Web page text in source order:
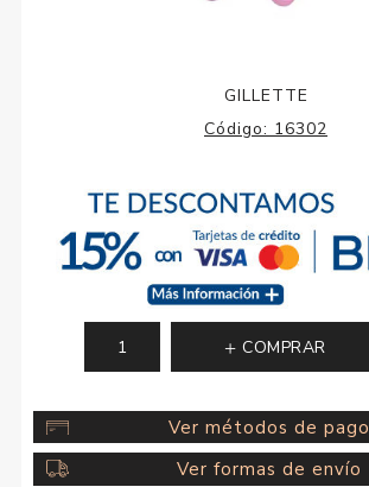
GILLETTE
Código: 16302
COMPRAR
Ver métodos de pago
Ver formas de envío